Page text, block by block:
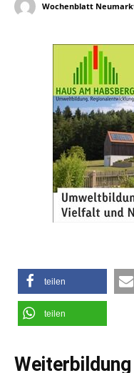
Wochenblatt
teilen
teilen